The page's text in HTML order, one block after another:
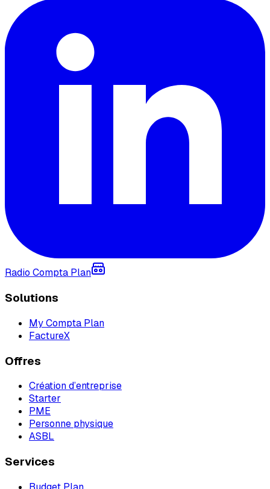
Radio Compta Plan
Solutions
My Compta Plan
FactureX
Offres
Création d’entreprise
Starter
PME
Personne physique
ASBL
Services